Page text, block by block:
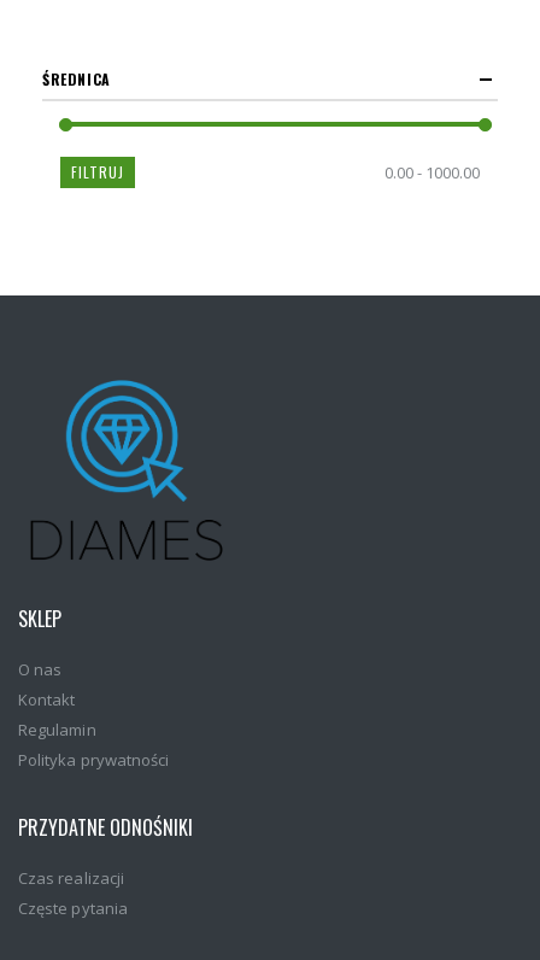
ŚREDNICA
FILTRUJ 0.00 - 1000.00
SKLEP
O nas
Kontakt
Regulamin
Polityka prywatności
PRZYDATNE ODNOŚNIKI
Czas realizacji
Częste pytania